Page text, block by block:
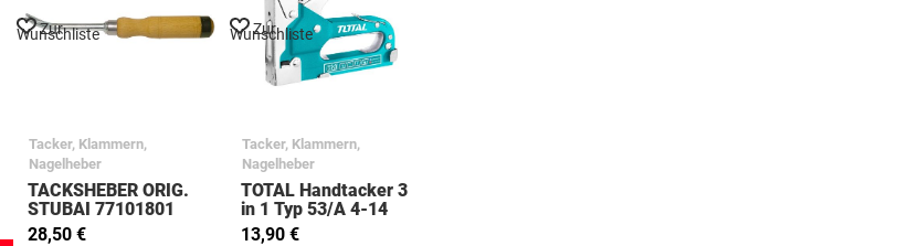
Zur
Wunschliste
Tacker, Klammern,
Nagelheber
TACKSHEBER ORIG.
STUBAI 77101801
28,50 €
Zur
Wunschliste
Tacker, Klammern,
Nagelheber
TOTAL Handtacker 3
in 1 Typ 53/A 4-14
mm 51311425
13,90 €